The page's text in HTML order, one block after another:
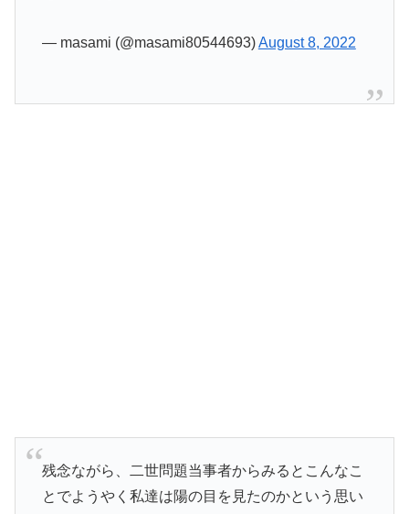
— masami (@masami80544693)August 8, 2022
残念ながら、二世問題当事者からみるとこんなこ
とでようやく私達は陽の目を見たのかという思い